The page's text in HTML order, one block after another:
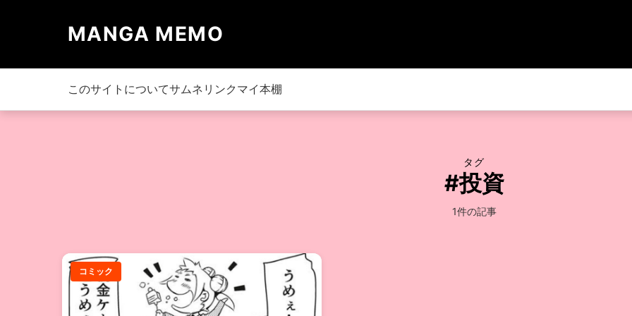
MANGA MEMO
このサイトについてサムネリンク マイ本棚
タグ
#投資
1件の記事
コミック